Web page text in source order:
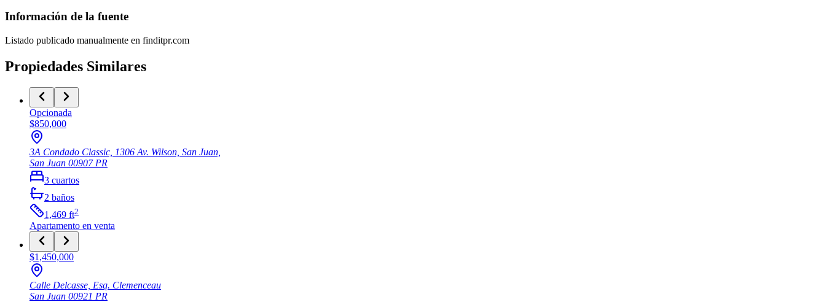
Información de la fuente
Listado publicado manualmente en finditpr.com
Propiedades Similares
Opcionada
$850,000
3A Condado Classic, 1306 Av. Wilson, San Juan,
San Juan 00907PR
3 cuartos
2 baños
1,469 ft2
Apartamento en venta
$1,450,000
Calle Delcasse, Esq. Clemenceau
San Juan 00921 PR